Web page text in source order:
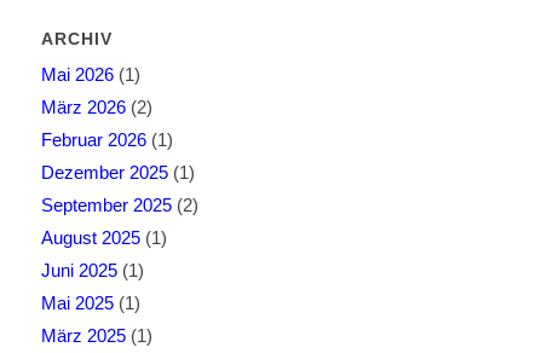
ARCHIV
Mai 2026(1)
März 2026(2)
Februar 2026(1)
Dezember 2025(1)
September 2025(2)
August 2025(1)
Juni 2025(1)
Mai 2025(1)
März 2025(1)